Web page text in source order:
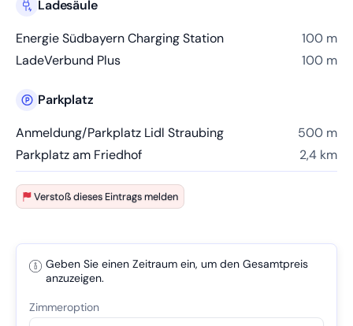
Ladesäule
Energie Südbayern Charging Station
100 m
LadeVerbund Plus
100 m
Parkplatz
Anmeldung/Parkplatz Lidl Straubing
500 m
Parkplatz am Friedhof
2,4 km
Verstoß dieses Eintrags melden
Geben Sie einen Zeitraum ein, um den Gesamtpreis
anzuzeigen.